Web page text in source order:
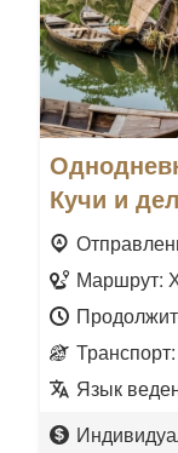
Кучи и
Маршрут:
Язык